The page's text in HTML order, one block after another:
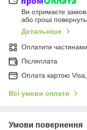
Ви отримаєте
або гроші
Детальніше
Оплатити частинами
Післяплата
Оплата картою
Всі умови оплати
Умови повернення